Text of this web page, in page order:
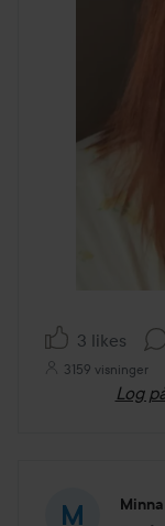
3 likes
3159 visninger
Log
Minna